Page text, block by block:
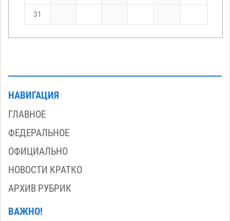
31
НАВИГАЦИЯ
ГЛАВНОЕ
ФЕДЕРАЛЬНОЕ
ОФИЦИАЛЬНО
НОВОСТИ КРАТКО
АРХИВ РУБРИК
ВАЖНО!